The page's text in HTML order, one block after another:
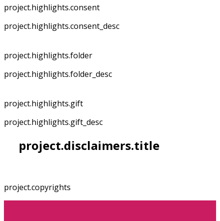
project.highlights.consent
project.highlights.consent_desc
project.highlights.folder
project.highlights.folder_desc
project.highlights.gift
project.highlights.gift_desc
project.disclaimers.title
project.copyrights